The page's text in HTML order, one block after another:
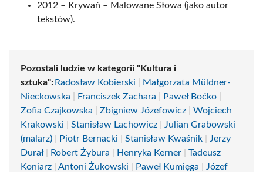
2012 – Krywań – Malowane Słowa (jako autor
tekstów).
Pozostali ludzie w kategorii "Kultura i
sztuka": Radosław Kobierski
Małgorzata Müldner-
Nieckowska
Franciszek Zachara Paweł Boćko
Zofia Czajkowska
Zbigniew Józefowicz
Wojciech
Krakowski
Stanisław Lachowicz
Julian Grabowski
(malarz)
Piotr Bernacki Stanisław Kwaśnik
Jerzy
Durał| Robert Żybura Henryka Kerner
Tadeusz
Koniarz
Antoni Żukowski Paweł Kumięga
Józef